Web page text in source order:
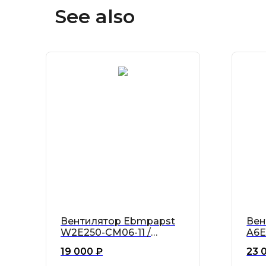
See also
Вентилятор Ebmpapst
W2E250-CM06-11 /
19 000 ₽ 23